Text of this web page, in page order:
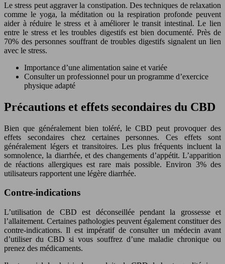
Le stress peut aggraver la constipation. Des techniques de relaxation
comme le yoga, la méditation ou la respiration profonde peuvent
aider à réduire le stress et à améliorer le transit intestinal. Le lien
entre le stress et les troubles digestifs est bien documenté. Près de
70% des personnes souffrant de troubles digestifs signalent un lien
avec le stress.
Importance d’une alimentation saine et variée
Consulter un professionnel pour un programme d’exercice
physique adapté
Précautions et effets secondaires du CBD
Bien que généralement bien toléré, le CBD peut provoquer des
effets secondaires chez certaines personnes. Ces effets sont
généralement légers et transitoires. Les plus fréquents incluent la
somnolence, la diarrhée, et des changements d’appétit. L’apparition
de réactions allergiques est rare mais possible. Environ 3% des
utilisateurs rapportent une légère diarrhée.
Contre-indications
L’utilisation de CBD est déconseillée pendant la grossesse et
l’allaitement. Certaines pathologies peuvent également constituer des
contre-indications. Il est impératif de consulter un médecin avant
d’utiliser du CBD si vous souffrez d’une maladie chronique ou
prenez des médicaments.